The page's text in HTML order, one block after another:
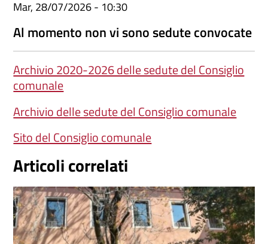
g
r
b
o
Mar, 28/07/2026 - 10:30
Al momento non vi sono sedute convocate
Archivio 2020-2026 delle sedute del Consiglio
comunale
Archivio delle sedute del Consiglio comunale
Sito del Consiglio comunale
Articoli correlati